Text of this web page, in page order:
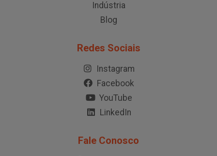
Indústria
Blog
Redes Sociais
Instagram
Facebook
YouTube
LinkedIn
Fale Conosco